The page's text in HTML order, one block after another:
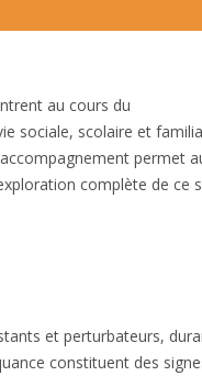
au cours du
sociale, scolaire et
permet
complète de ce
et perturbateurs,
constituent des